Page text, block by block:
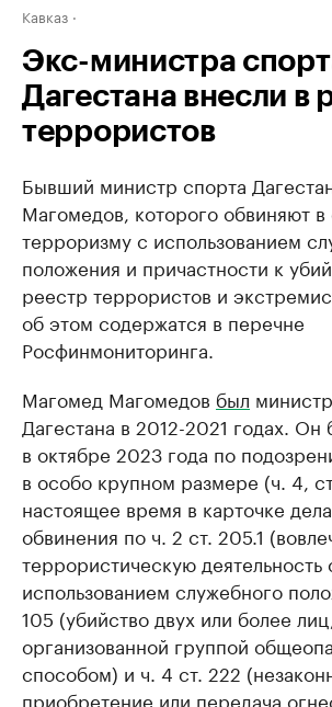
Кавказ
Экс-министра
Дагестана внесли в
террористов
Бывший министр спорта
Магомедов, которого обвиняют в
терроризму с использованием
положения и причастности к
реестр террористов и
об этом содержатся в перечне
Росфинмониторинга.
Магомед Магомедов был
Дагестана в 2012-2021 годах. Он
в октябре 2023 года по
в особо крупном размере (ч. 4,
настоящее время в карточке
обвинения по ч. 2 ст. 205.1
террористическую деятельность
использованием служебного
105 (убийство двух или более
организованной группой
способом) и ч. 4 ст. 222
приобретение или передача